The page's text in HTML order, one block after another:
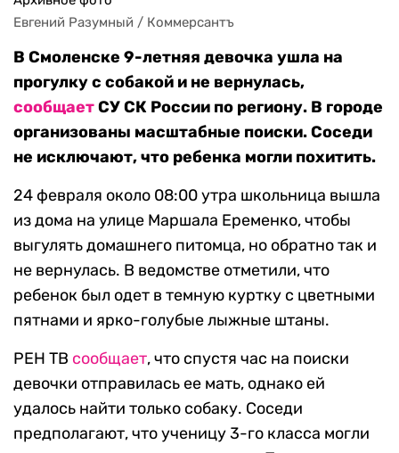
Евгений Разумный / Коммерсантъ
В Смоленске 9-летняя девочка ушла на
прогулку с собакой и не вернулась,
сообщаетСУ СК России по региону. В городе
организованы масштабные поиски. Соседи
не исключают, что ребенка могли похитить.
24 февраля около 08:00 утра школьница вышла
из дома на улице Маршала Еременко, чтобы
выгулять домашнего питомца, но обратно так и
не вернулась. В ведомстве отметили, что
ребенок был одет в темную куртку с цветными
пятнами и ярко-голубые лыжные штаны.
РЕН ТВ сообщает, что спустя час на поиски
девочки отправилась ее мать, однако ей
удалось найти только собаку. Соседи
предполагают, что ученицу 3-го класса могли